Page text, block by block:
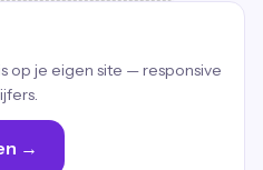
op je eigen site — responsive
→